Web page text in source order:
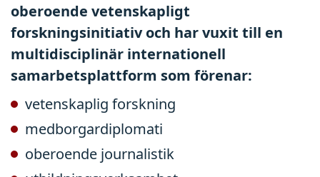
oberoende vetenskapligt
forskningsinitiativ och har vuxit till en
multidisciplinär internationell
samarbetsplattform som förenar:
vetenskaplig forskning
medborgardiplomati
oberoende journalistik